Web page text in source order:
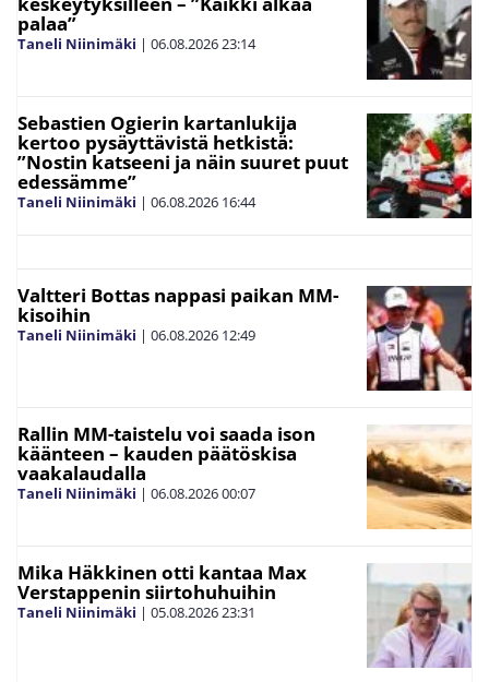
palaa”
Taneli Niinimäki | 06.08.202623:14
Sebastien Ogierin kartanlukija
kertoo pysäyttävistä hetkistä:
”Nostin katseeni ja näin suuret puut
edessämme”
Taneli Niinimäki | 06.08.2026 16:44
Valtteri Bottas nappasi paikan MM-
kisoihin
Taneli Niinimäki | 06.08.2026 12:49
Rallin MM-taistelu voi saada ison
käänteen – kauden päätöskisa
vaakalaudalla
Taneli Niinimäki | 06.08.202600:07
Mika Häkkinen otti kantaa Max
Verstappenin siirtohuhuihin
Taneli Niinimäki | 05.08.202623:31